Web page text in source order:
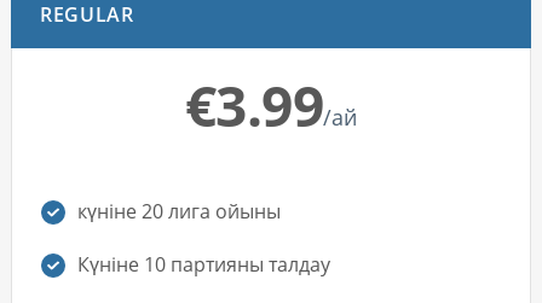
REGULAR
€3.99/ай
күніне 20 лига ойыны
Күніне 10 партияны талдау